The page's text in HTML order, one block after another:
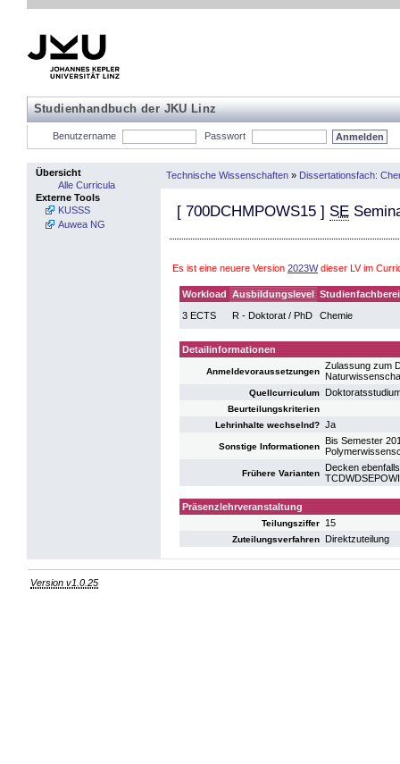
Studienhandbuch der JKU Linz
Benutzername Passwort
Übersicht
Alle Curricula
Externe Tools
KUSSS
Auwea NG
Technische Wissenschaften » Dissertationsfach:
[ 700DCHMPOWS15 ] SE
Es ist eine neuere Version 2023Wdieser LV im
Workload Ausbildungslevel
3 ECTS
R - Doktorat / PhD Chemie
Detailinformationen
Anmeldevoraussetzungen
Zulassung zum
Quellcurriculum
Beurteilungskriterien
Lehrinhalte wechselnd? Ja
Sonstige Informationen
Bis Semester
Frühere Varianten
Decken
Präsenzlehrveranstaltung
Teilungsziffer 15
Zuteilungsverfahren Direktzuteilung
Version v1.0.25